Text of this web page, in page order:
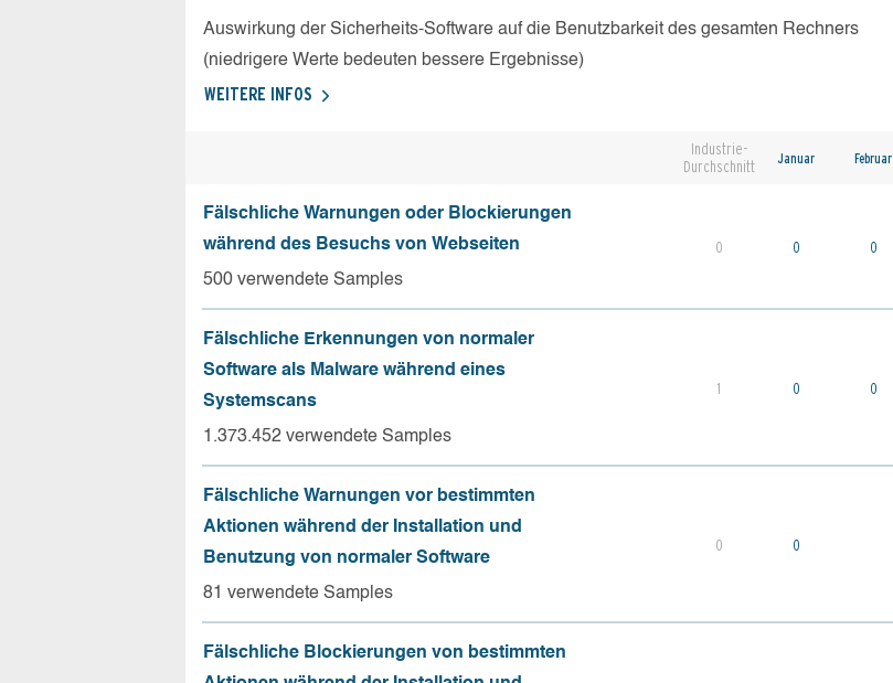
Auswirkung der Sicherheits-Software auf die Benutzbarkeit des gesamten Rechners
(niedrigere Werte bedeuten bessere Ergebnisse)
WEITERE INFOS
Industrie-
Durchschnitt
Januar Februar
Fälschliche Warnungen oder Blockierungen
während des Besuchs von Webseiten
500 verwendete Samples
0 0 0
Fälschliche Erkennungen von normaler
Software als Malware während eines
Systemscans
1.373.452 verwendete Samples
1 0 0
Fälschliche Warnungen vor bestimmten
Aktionen während der Installation und
Benutzung von normaler Software
81 verwendete Samples
0 0
Fälschliche Blockierungen von bestimmten